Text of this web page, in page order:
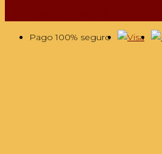
Pago 100% seguro